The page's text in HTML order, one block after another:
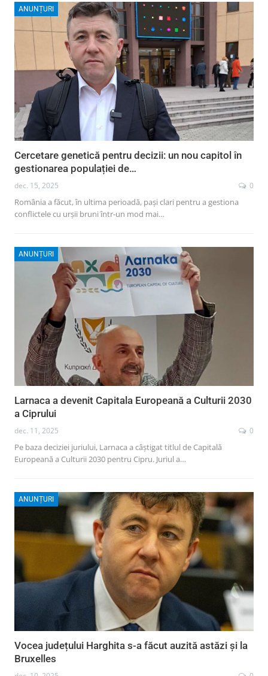
ANUNȚURI
Cercetare genetică pentru decizii: un nou capitol în
gestionarea populației de…
dec. 15, 2025 0
România a făcut, în ultima perioadă, pași clari pentru a gestiona
conflictele cu urșii bruni într-un mod mai…
ANUNȚURI
Larnaca a devenit Capitala Europeană a Culturii 2030
a Ciprului
dec. 11, 2025 0
Pe baza deciziei juriului, Larnaca a câștigat titlul de Capitală
Europeană a Culturii 2030 pentru Cipru. Juriul a…
ANUNȚURI
Vocea județului Harghita s-a făcut auzită astăzi și la
Bruxelles